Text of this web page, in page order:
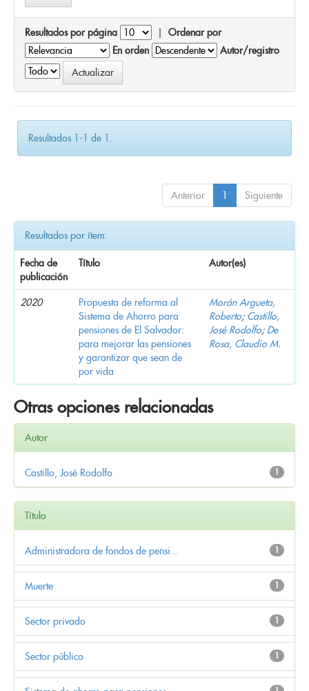
Resultados por página | Ordenar por
En orden
Autor/registro
Resultados 1-1 de 1.
Anterior 1 Siguiente
Resultados por ítem:
Fecha de
publicación
Título Autor(es)
2020
Propuesta de reforma al
Sistema de Ahorro para
pensiones de El Salvador:
para mejorar las pensiones
y garantizar que sean de
por vida
Morán Argueta,
Roberto; Castillo,
José Rodolfo; De
Rosa, Claudio M.
Otras opciones relacionadas
Autor
1
Castillo, José Rodolfo
Título
1
Administradora de fondos de pensi...
1
Muerte
1
Sector privado
1
Sector público